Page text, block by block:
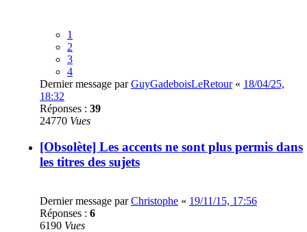
1
2
3
4
Dernier message parGuyGadeboisLeRetour« 18/04/25,
18:32
Réponses : 39
24770 Vues
[Obsolète] Les accents ne sont plus permis dans
les titres des sujets
Dernier message parChristophe « 19/11/15, 17:56
Réponses : 6
6190 Vues